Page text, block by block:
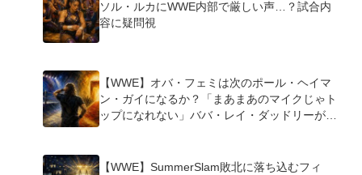
ソル・ルカにWWE内部で厳しい声…？試合内
容に疑問視
【WWE】オバ・フェミは次のポール・ヘイマ
ン・ガイになるか？「まあまあのマイクじゃト
ップになれない」ババ・レイ・ダッドリーが指
【WWE】SummerSlam敗北に落ち込むフィ